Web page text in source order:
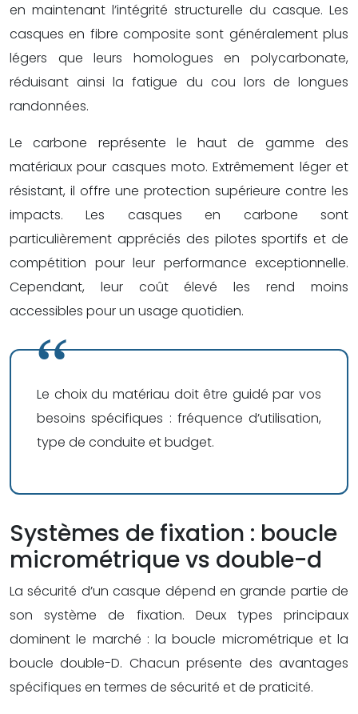
en maintenant l’intégrité structurelle du casque. Les
casques en fibre composite sont généralement plus
légers que leurs homologues en polycarbonate,
réduisant ainsi la fatigue du cou lors de longues
randonnées.
Le carbone représente le haut de gamme des
matériaux pour casques moto. Extrêmement léger et
résistant, il offre une protection supérieure contre les
impacts. Les casques en carbone sont
particulièrement appréciés des pilotes sportifs et de
compétition pour leur performance exceptionnelle.
Cependant, leur coût élevé les rend moins
accessibles pour un usage quotidien.
Le choix du matériau doit être guidé par vos
besoins spécifiques : fréquence d’utilisation,
type de conduite et budget.
Systèmes de fixation : boucle
micrométrique vs double-d
La sécurité d’un casque dépend en grande partie de
son système de fixation. Deux types principaux
dominent le marché : la boucle micrométrique et la
boucle double-D. Chacun présente des avantages
spécifiques en termes de sécurité et de praticité.